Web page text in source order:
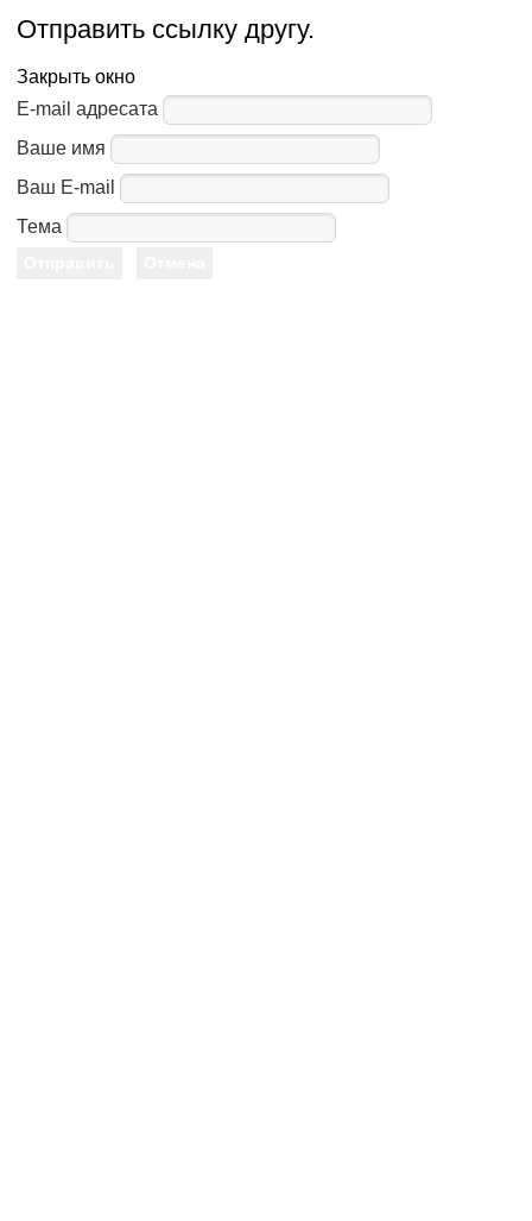
Отправить ссылку другу.
Закрыть окно
E-mail адресата
Ваше имя
Ваш E-mail
Тема